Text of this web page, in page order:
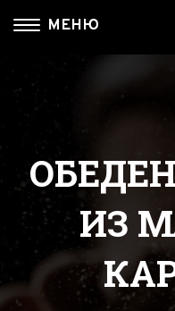
МЕНЮ
Главная
Для Интерьера
Наши работы
Разделочные доски
Столы с Рекой из
МЫ В СОЦ.
ИЗ